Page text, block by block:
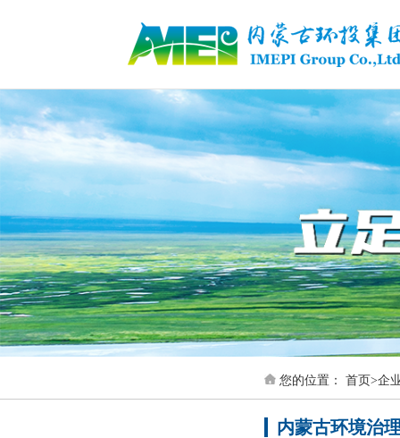
您的位置： 首页>企
内蒙古环境治